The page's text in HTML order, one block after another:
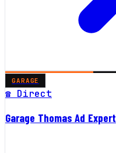
GARAGE
☎ Direct
Garage Thomas Ad Expert